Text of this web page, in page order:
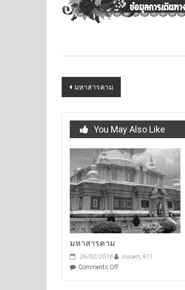
Post
มหาสารคาม
You May Also Like
มหาสารคาม
26/02/2016
insiam_911
Comments Offon